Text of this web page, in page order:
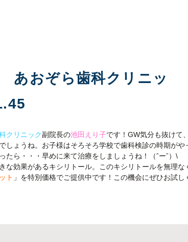
おぞら歯科クリニッ
クリニック副院長の池田えり子です！GW気分も抜けて、
しょうね。お子様はそろそろ学校で歯科検診の時期がや
ら・・・早めに来て治療をしましょうね！（ˆーˆ）\
効果があるキシリトール。このキシリトールを無理な
ト 」を特別価格でご提供中です！この機会にぜひお試し